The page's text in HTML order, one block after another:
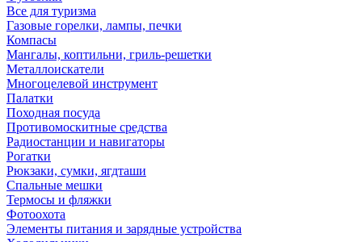
Все для туризма
Газовые горелки, лампы, печки
Компасы
Мангалы, коптильни, гриль-решетки
Металлоискатели
Многоцелевой инструмент
Палатки
Походная посуда
Противомоскитные средства
Радиостанции и навигаторы
Рогатки
Рюкзаки, сумки, ягдташи
Спальные мешки
Термосы и фляжки
Фотоохота
Элементы питания и зарядные устройства